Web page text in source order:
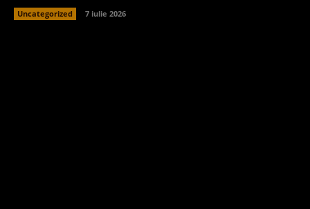
Uncategorized 7 iulie 2026